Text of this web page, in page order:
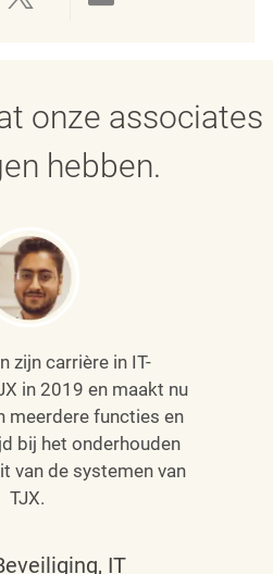
via Facebook
Delen via twitter
onze associates
hebben.
zijn carrière in IT-
in 2019 en maakt nu
meerdere functies en
bij het onderhouden
van de systemen van
TJX.
IT